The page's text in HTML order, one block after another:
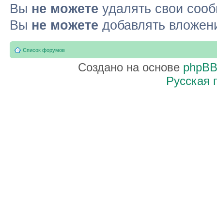
Вы не можете удалять свои
Вы не можете добавлять
Список форумов
Создано на основе phpBB
Русская